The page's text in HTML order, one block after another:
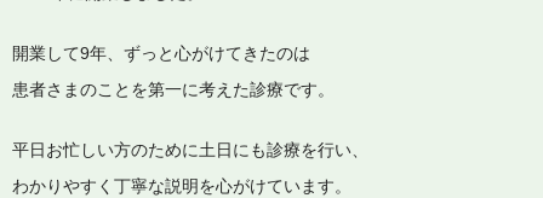
開業して9年、ずっと心がけてきたのは
患者さまのことを第一に考えた診療です。
平日お忙しい方のために土日にも診療を行い、
わかりやすく丁寧な説明を心がけています。